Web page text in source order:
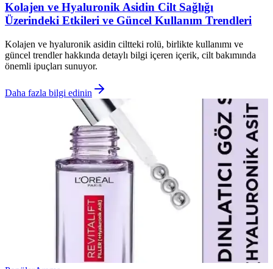
Kolajen ve Hyaluronik Asidin Cilt Sağlığı
Üzerindeki Etkileri ve Güncel Kullanım Trendleri
Kolajen ve hyaluronik asidin ciltteki rolü, birlikte kullanımı ve
güncel trendler hakkında detaylı bilgi içeren içerik, cilt bakımında
önemli ipuçları sunuyor.
Daha fazla bilgi edinin